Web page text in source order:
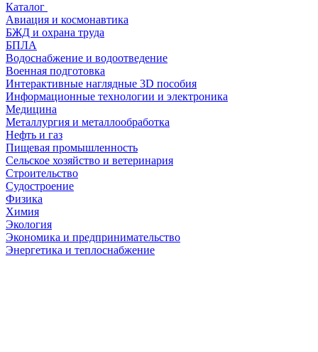
Каталог
Авиация и космонавтика
БЖД и охрана труда
БПЛА
Водоснабжение и водоотведение
Военная подготовка
Интерактивные наглядные 3D пособия
Информационные технологии и электроника
Медицина
Металлургия и металлообработка
Нефть и газ
Пищевая промышленность
Сельское хозяйство и ветеринария
Строительство
Судостроение
Физика
Химия
Экология
Экономика и предпринимательство
Энергетика и теплоснабжение